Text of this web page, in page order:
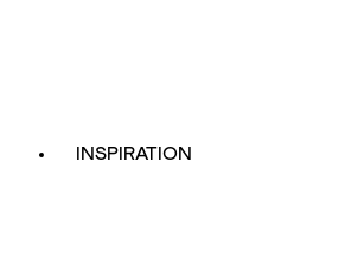
INSPIRATION